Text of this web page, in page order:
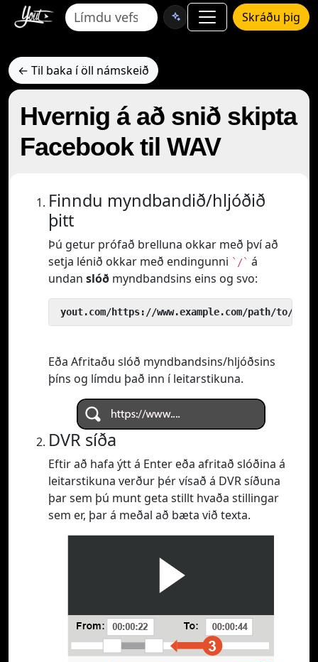
Skráðu þig
← Til baka í öll námskeið
Hvernig á að snið skipta
Facebook til WAV
Finndu myndbandið/hljóðið
þitt
Þú getur prófað brelluna okkar með því að
setja lénið okkar með endingunni `/` á
undan slóð myndbandsins eins og svo:
yout.com/https://www.example.com/path/to/
Eða Afritaðu slóð myndbandsins/hljóðsins
þíns og límdu það inn í leitarstikuna.
DVR síða
Eftir að hafa ýtt á Enter eða afritað slóðina á
leitarstikuna verður þér vísað á DVR síðuna
þar sem þú munt geta stillt hvaða stillingar
sem er, þar á meðal að bæta við texta.